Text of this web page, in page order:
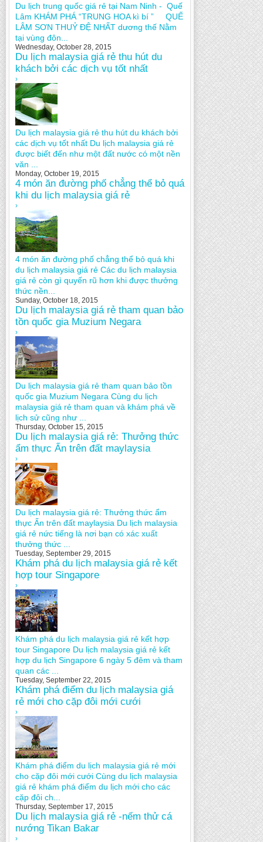
Du lịch trung quốc giá rẻ tại Nam Ninh - Quế
Lâm KHÁM PHÁ “TRUNG HOA kì bí ” QUẾ
LÂM SƠN THUỶ ĐỆ NHẤT dương thế Nằm
tại vùng đôn...
Wednesday, October 28, 2015
Du lịch malaysia giá rẻ thu hút du
khách bởi các dịch vụ tốt nhất
›
Du lịch malaysia giá rẻ thu hút du khách bởi
các dịch vụ tốt nhất Du lịch malaysia giá rẻ
được biết đến như một đất nước có một nền
văn ...
Monday, October 19, 2015
4 món ăn đường phố chẳng thể bỏ quá
khi du lịch malaysia giá rẻ
›
4 món ăn đường phố chẳng thể bỏ quá khi
du lịch malaysia giá rẻ Các du lịch malaysia
giá rẻ còn gì quyến rũ hơn khi được thưởng
thức nền...
Sunday, October 18, 2015
Du lịch malaysia giá rẻ tham quan bảo
tồn quốc gia Muzium Negara
›
Du lịch malaysia giá rẻ tham quan bảo tồn
quốc gia Muzium Negara Cùng du lịch
malaysia giá rẻ tham quan và khám phá về
lịch sử cũng như ...
Thursday, October 15, 2015
Du lịch malaysia giá rẻ: Thưởng thức
ẩm thực Ấn trên đất maylaysia
›
Du lịch malaysia giá rẻ: Thưởng thức ẩm
thực Ấn trên đất maylaysia Du lịch malaysia
giá rẻ nức tiếng là nơi bạn có xác xuất
thưởng thức ...
Tuesday, September 29, 2015
Khám phá du lịch malaysia giá rẻ kết
hợp tour Singapore
›
Khám phá du lịch malaysia giá rẻ kết hợp
tour Singapore Du lịch malaysia giá rẻ kết
hợp du lịch Singapore 6 ngày 5 đêm và tham
quan các ...
Tuesday, September 22, 2015
Khám phá điểm du lịch malaysia giá
rẻ mới cho cặp đôi mới cưới
›
Khám phá điểm du lịch malaysia giá rẻ mới
cho cặp đôi mới cưới Cùng du lịch malaysia
giá rẻ khám phá điểm du lịch mới cho các
cặp đôi ch...
Thursday, September 17, 2015
Du lịch malaysia giá rẻ -nếm thử cá
nướng Tikan Bakar
›